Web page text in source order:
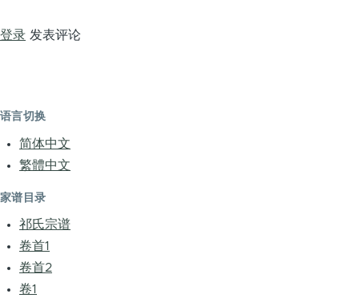
登录 发表评论
语言切换
简体中文
繁體中文
家谱目录
祁氏宗谱
卷首1
卷首2
卷1